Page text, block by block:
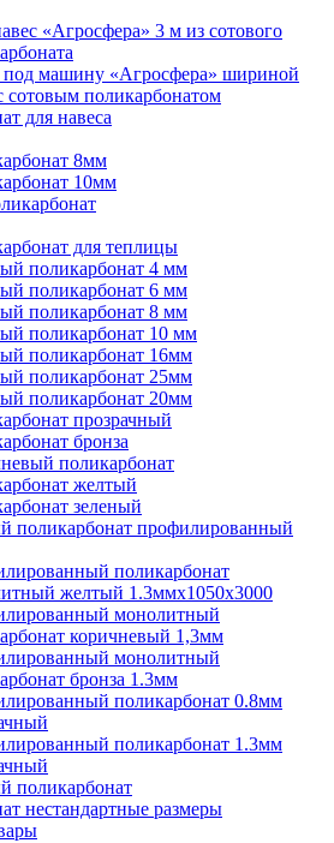
«Агросфера» 3 м из сотового
под машину «Агросфера» шириной
сотовым поликарбонатом
для навеса
8мм
10мм
для теплицы
поликарбонат 4 мм
поликарбонат 6 мм
поликарбонат 8 мм
поликарбонат 10 мм
поликарбонат 16мм
поликарбонат 25мм
поликарбонат 20мм
прозрачный
бронза
поликарбонат
желтый
зеленый
поликарбонат профилированный
поликарбонат
желтый 1.3ммх1050х3000
монолитный
коричневый 1,3мм
монолитный
бронза 1.3мм
поликарбонат 0.8мм
поликарбонат 1.3мм
поликарбонат
нестандартные размеры